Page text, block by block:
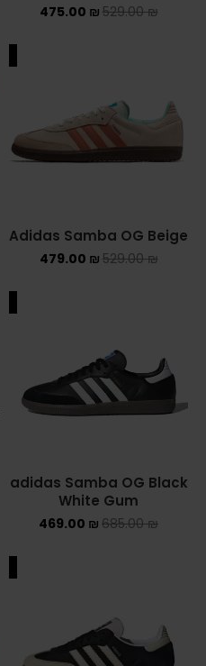
NIKE DUNK
NIKE DUNK KIDS
Uncategorized
YEEZY 700
YEEZY SLIDES
סנן לפי מחיר
סנן
529.00₪
475.00 ₪
Adidas Samba OG Beige
529.00₪
479.00 ₪
adidas Samba OG Black
White Gum
685.00₪
469.00 ₪